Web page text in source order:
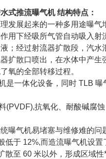
式推流曝气机 结构特点：
发展起来的一种多用途曝
用下经吸所气管自动吸入
；经过射流器扩散段，汽水
扩散口喷出，在水体中产生
氧的全部转移过程。
是一体化设备，同时 TLB
(PVDF),抗氧化、耐酸碱腐
曝气机易堵塞与维修难的问
低于 12%,而造流曝气机设置
散至 60 米以外，形成区域性*